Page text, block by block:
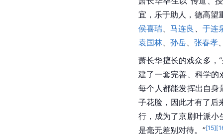
宜，乐于助人，德高望
侯喜瑞、马连良 、 于连
袁国林、 孙岳、 张春孝
萧长华擅长的戏众多，
建了一套完善、科学的
每个人都能发挥出自身
子花脸，因此才有了后
行，成为了京剧叶派小
是毫无差别对待。”[15][